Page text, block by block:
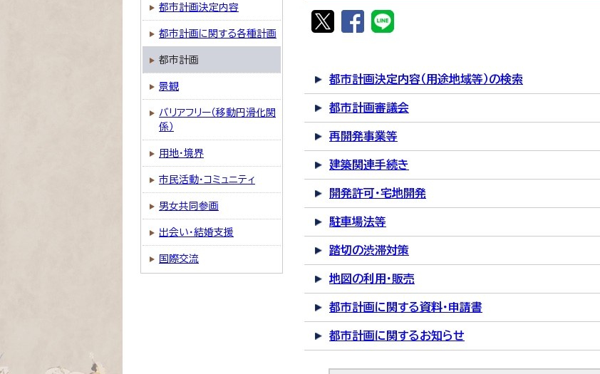
都市計画決定内容（用途地域等）の検索
都市計画審議会
再開発事業等
建築関連手続き
開発許可・宅地開発
駐車場法等
踏切の渋滞対策
地図の利用・販売
都市計画に関する資料・申請書
都市計画に関するお知らせ
都市計画決定内容
都市計画に関する各種計画
都市計画
景観
バリアフリー（移動円滑化関
係）
用地・境界
市民活動・コミュニティ
男女共同参画
出会い・結婚支援
国際交流